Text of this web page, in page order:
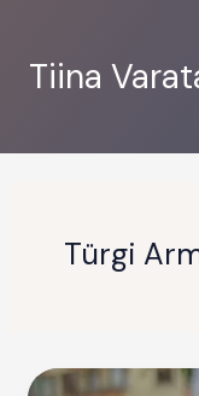
contentTiina
Türgi